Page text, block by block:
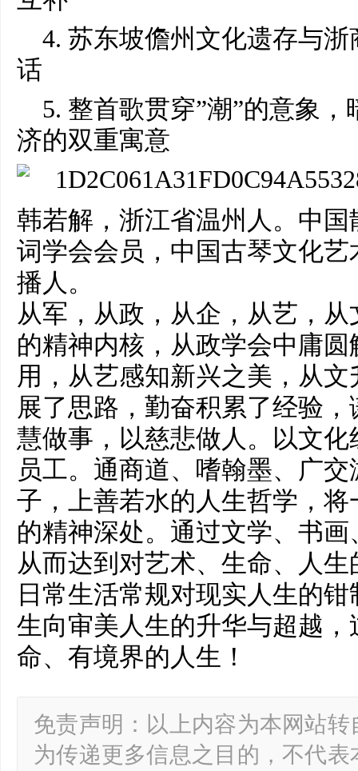
4. 苏东坡儋州文化遗存与
话
5. 整首歌贯穿”潮”的意象
济的双重寓意
韩若解，浙江省温州人。中
词学会会员，中国古琴文化
播人。
从军，从政，从企，从艺，
的精神内核，从政学会中庸
用，从艺感知新兴之美，从
展了思路，勤奋积累了经验
慧做事，以慈悲做人。以文
员工。通商道、嗜翰墨、广
子，上善若水的人生哲学，
的精神深处。通过文学、书
从而达到对艺术、生命、人
日常生活常规对现实人生的
生向审美人生的升华与超越
命、有境界的人生！
免责声明：以上内容为本网站
为传递更多信息之目的，不代